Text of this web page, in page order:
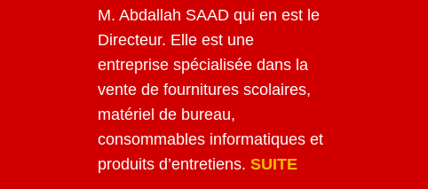
M. Abdallah SAAD qui en est le
Directeur. Elle est une
entreprise spécialisée dans la
vente de fournitures scolaires,
matériel de bureau,
consommables informatiques et
produits d’entretiens. SUITE